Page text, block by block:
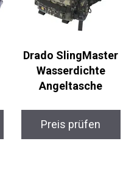
Drado SlingMaster
Wasserdichte
Angeltasche
Preis prüfen